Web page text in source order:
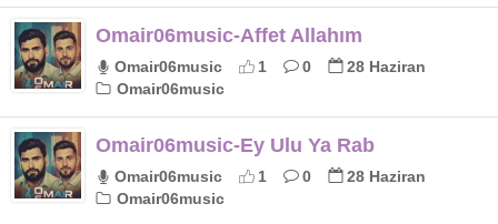
Omair06music-Affet Allahım
Omair06music 1 0
28 Haziran
Omair06music
Omair06music-Ey Ulu Ya Rab
Omair06music 1 0
28 Haziran
Omair06music